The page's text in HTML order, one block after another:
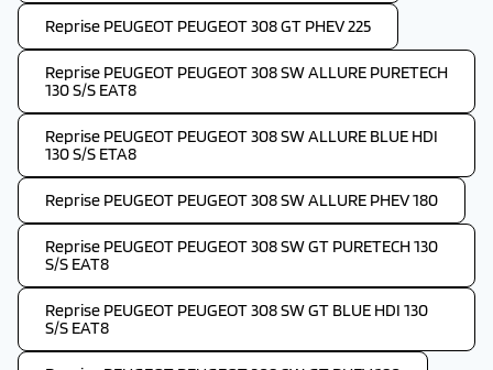
Reprise PEUGEOT PEUGEOT 308 GT PHEV 225
Reprise PEUGEOT PEUGEOT 308 SW ALLURE PURETECH
130 S/S EAT8
Reprise PEUGEOT PEUGEOT 308 SW ALLURE BLUE HDI
130 S/S ETA8
Reprise PEUGEOT PEUGEOT 308 SW ALLURE PHEV 180
Reprise PEUGEOT PEUGEOT 308 SW GT PURETECH 130
S/S EAT8
Reprise PEUGEOT PEUGEOT 308 SW GT BLUE HDI 130
S/S EAT8